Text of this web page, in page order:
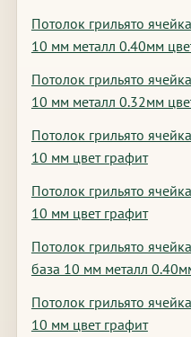
Потолок грильято
10 мм металл 0.40мм
Потолок грильято
10 мм металл 0.32мм
Потолок грильято
10 мм цвет графит
Потолок грильято
10 мм цвет графит
Потолок грильято
база 10 мм металл
Потолок грильято
10 мм цвет графит